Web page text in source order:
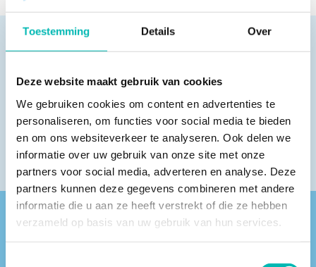
Toestemming Details Over
Deze website maakt gebruik van cookies
We gebruiken cookies om content en advertenties te
personaliseren, om functies voor social media te bieden
en om ons websiteverkeer te analyseren. Ook delen we
informatie over uw gebruik van onze site met onze
partners voor social media, adverteren en analyse. Deze
partners kunnen deze gegevens combineren met andere
informatie die u aan ze heeft verstrekt of die ze hebben
verzameld op basis van uw gebruik van hun services.
Pagina delen
Vind een VLR-vakbedrijf bij jou in de buurt